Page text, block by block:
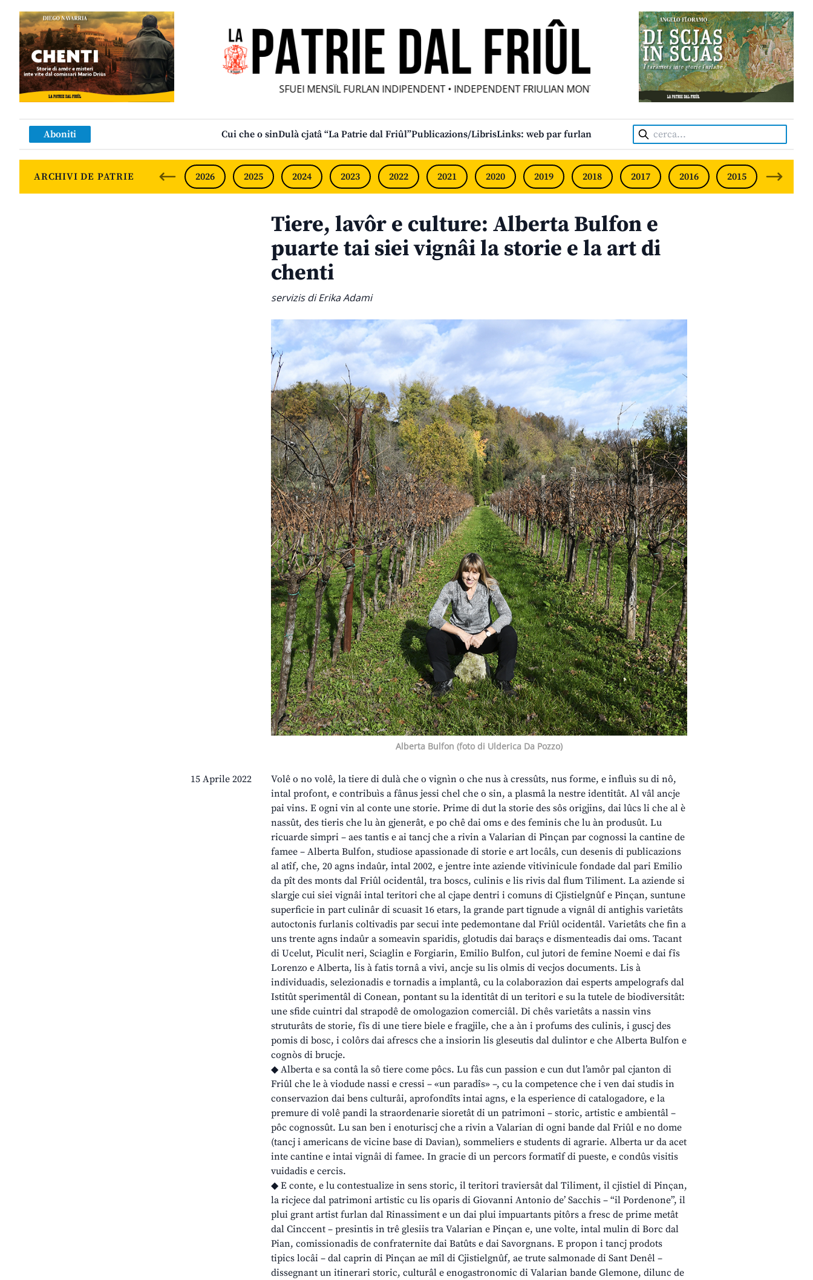
SFUEI MENSÎL FURLAN INDIPENDENT • INDEPENDENT FRIULIAN MONTHLY • NEODVISNI FURLANSKI MESEČNIK •
Aboniti Cui che o sinDulà cjatâ “La Patrie dal Friûl”Publicazions/LibrisLinks: web par furlan Cerca:
ARCHIVI DE PATRIE 2026 2025 2024 2023 2022 2021 2020 2019 2018 2017 2016 2015 2014
Tiere, lavôr e culture: Alberta Bulfon e
puarte tai siei vignâi la storie e la art di
chenti
servizis di Erika Adami
Alberta Bulfon (foto di Ulderica Da Pozzo)
15 Aprile 2022
Volê o no volê, la tiere di dulà che o vignìn o che nus à cressûts, nus forme, e influìs su di nô,
intal profont, e contribuìs a fânus jessi chel che o sin, a plasmâ la nestre identitât. Al vâl ancje
pai vins. E ogni vin al conte une storie. Prime di dut la storie des sôs origjins, dai lûcs li che al è
nassût, des tieris che lu àn gjenerât, e po chê dai oms e des feminis che lu àn produsût. Lu
ricuarde simpri – aes tantis e ai tancj che a rivin a Valarian di Pinçan par cognossi la cantine de
famee – Alberta Bulfon, studiose apassionade di storie e art locâls, cun desenis di publicazions
al atîf, che, 20 agns indaûr, intal 2002, e jentre inte aziende vitivinicule fondade dal pari Emilio
da pît des monts dal Friûl ocidentâl, tra boscs, culinis e lis rivis dal flum Tiliment. La aziende si
slargje cui siei vignâi intal teritori che al cjape dentri i comuns di Cjistielgnûf e Pinçan, suntune
superficie in part culinâr di scuasit 16 etars, la grande part tignude a vignâl di antighis varietâts
autoctonis furlanis coltivadis par secui inte pedemontane dal Friûl ocidentâl. Varietâts che fin a
uns trente agns indaûr a someavin sparidis, glotudis dai baraçs e dismenteadis dai oms. Tacant
di Ucelut, Piculit neri, Sciaglin e Forgiarin, Emilio Bulfon, cul jutori de femine Noemi e dai fîs
Lorenzo e Alberta, lis à fatis tornâ a vivi, ancje su lis olmis di vecjos documents. Lis à
individuadis, selezionadis e tornadis a implantâ, cu la colaborazion dai esperts ampelografs dal
Istitût sperimentâl di Conean, pontant su la identitât di un teritori e su la tutele de biodiversitât:
une sfide cuintri dal strapodê de omologazion comerciâl. Di chês varietâts a nassin vins
struturâts de storie, fîs di une tiere biele e fragjile, che a àn i profums des culinis, i guscj des
pomis di bosc, i colôrs dai afrescs che a insiorin lis gleseutis dal dulintor e che Alberta Bulfon e
cognòs di brucje.
◆ Alberta e sa contâ la sô tiere come pôcs. Lu fâs cun passion e cun dut l’amôr pal cjanton di
Friûl che le à viodude nassi e cressi – «un paradîs» –, cu la competence che i ven dai studis in
conservazion dai bens culturâi, aprofondîts intai agns, e la esperience di catalogadore, e la
premure di volê pandi la straordenarie sioretât di un patrimoni – storic, artistic e ambientâl –
pôc cognossût. Lu san ben i enoturiscj che a rivin a Valarian di ogni bande dal Friûl e no dome
(tancj i americans de vicine base di Davian), sommeliers e students di agrarie. Alberta ur da acet
inte cantine e intai vignâi di famee. In gracie di un percors formatîf di pueste, e condûs visitis
vuidadis e cercis.
◆ E conte, e lu contestualize in sens storic, il teritori traviersât dal Tiliment, il cjistiel di Pinçan,
la ricjece dal patrimoni artistic cu lis oparis di Giovanni Antonio de’ Sacchis – “il Pordenone”, il
plui grant artist furlan dal Rinassiment e un dai plui impuartants pitôrs a fresc de prime metât
dal Cinccent – presintis in trê glesiis tra Valarian e Pinçan e, une volte, intal mulin di Borc dal
Pian, comissionadis de confraternite dai Batûts e dai Savorgnans. E propon i tancj prodots
tipics locâi – dal caprin di Pinçan ae mîl di Cjistielgnûf, ae trute salmonade di Sant Denêl –
dissegnant un itinerari storic, culturâl e enogastronomic di Valarian bande Glemone, dilunc de